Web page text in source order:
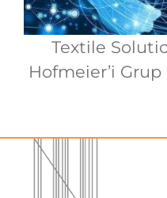
Textile
Hofmeier’i Grup